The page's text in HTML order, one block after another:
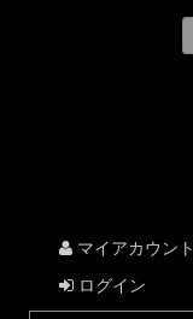
マイアカウント
ログイン